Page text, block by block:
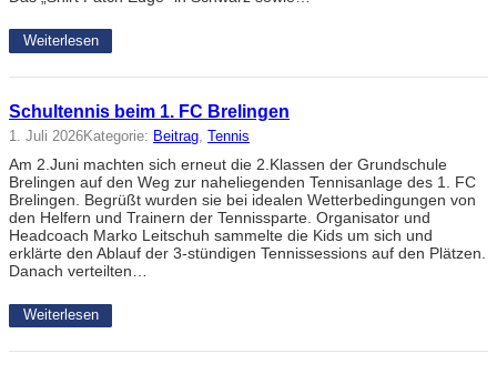
Weiterlesen
Schultennis beim 1. FC Brelingen
1. Juli 2026Kategorie: Beitrag Tennis
Am 2.Juni machten sich erneut die 2.Klassen der Grundschule
Brelingen auf den Weg zur naheliegenden Tennisanlage des 1. FC
Brelingen. Begrüßt wurden sie bei idealen Wetterbedingungen von
den Helfern und Trainern der Tennissparte. Organisator und
Headcoach Marko Leitschuh sammelte die Kids um sich und
erklärte den Ablauf der 3-stündigen Tennissessions auf den Plätzen.
Danach verteilten…
Weiterlesen